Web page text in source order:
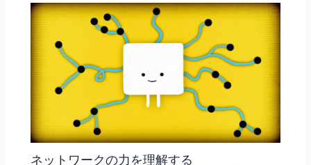
ネットワークの力を理解する